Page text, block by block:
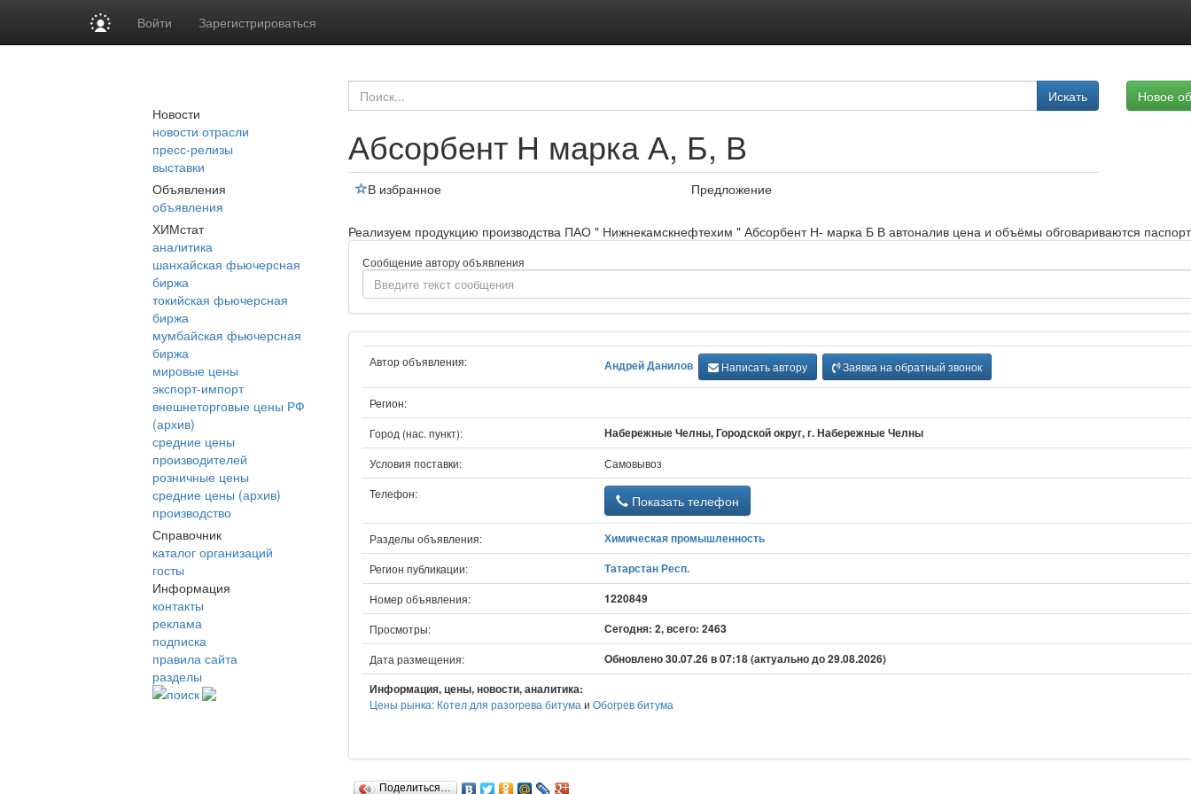
Войти Зарегистрироваться
Новости
новости отрасли
пресс-релизы
выставки
Объявления
объявления
ХИМстат
аналитика
шанхайская фьючерсная
биржа
токийская фьючерсная
биржа
мумбайская фьючерсная
биржа
мировые цены
экспорт-импорт
внешнеторговые цены РФ
(архив)
средние цены
производителей
розничные цены
средние цены (архив)
производство
Справочник
каталог организаций
госты
Информация
контакты
реклама
подписка
правила сайта
разделы
поиск
Искать Новое
Абсорбент Н марка А, Б, В
В избранное Предложение
Реализуем продукцию производства ПАО " Нижнекамскнефтехим " Абсорбент Н- марка Б В автоналив цена и объёмы обговариваются паспорт
Сообщение автору объявления
Автор объявления: Андрей Данилов Написать автору Заявка на обратный звонок
Регион:
Город (нас. пункт):
Набережные Челны, Городской округ, г. Набережные Челны
Условия поставки:
Самовывоз
Телефон:
Показать телефон
Разделы объявления: Химическая промышленность
Регион публикации: Татарстан Респ.
Номер объявления: 1220849
Просмотры: Сегодня: 2, всего: 2463
Дата размещения:
Обновлено 30.07.26 в 07:18 (актуально до 29.08.2026)
Информация, цены, новости, аналитика:
Цены рынка: Котел для разогрева битума и Обогрев битума
Поделиться…